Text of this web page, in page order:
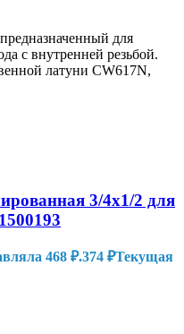
для
с внутренней резьбой.
латуни CW617N,
3/4х1/2 для
468 ₽.374 ₽Текущая